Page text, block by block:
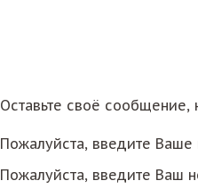
Оставьте своё
Пожалуйста, введите Ваше
Пожалуйста, введите Ваш